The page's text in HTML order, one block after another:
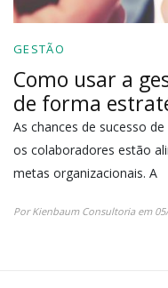
GESTÃO
Como usar a
de forma
As chances de sucesso
os colaboradores estão
metas organizacionais. A
Por Kienbaum Consultoria em